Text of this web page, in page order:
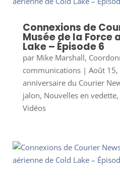
Connexions de
Musée de la Force
Lake – Épisode 6
par Mike Marshall,
communications| Août 15,
anniversaire du Courier
jalon, Nouvelles en vedette,
Vidéos